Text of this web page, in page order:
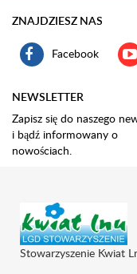
ZNAJDZIESZ NAS
Facebook
NEWSLETTER
Zapisz się do naszego
i bądź informowany o
nowościach.
Stowarzyszenie Kwiat